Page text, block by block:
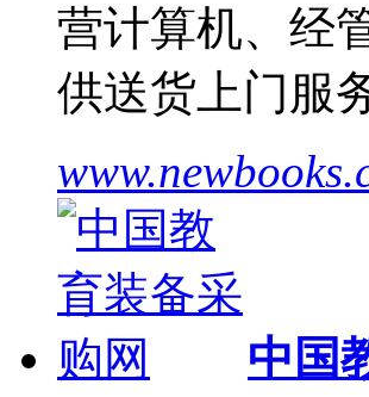
营计算机、经
供送货上门服
中国